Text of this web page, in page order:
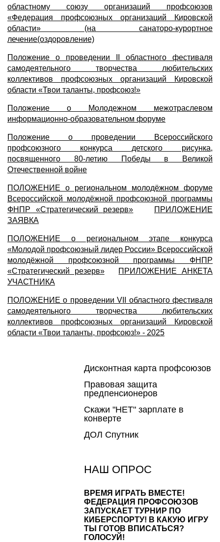
областному союзу организаций профсоюзов
«Федерация профсоюзных организаций Кировской
области» (на санаторо-курортное
лечение(оздоровление)
Положение о проведении II областного фестиваля
самодеятельного творчества любительских
коллективов профсоюзных организаций Кировской
области «Твои таланты, профсоюз!»
Положение о Молодежном межотраслевом
информационно-образовательном форуме
Положение о проведении Всероссийского
профсоюзного конкурса детского рисунка,
посвященного 80-летию Победы в Великой
Отечественной войне
ПОЛОЖЕНИЕ о региональном молодёжном форуме
Всероссийской молодёжной профсоюзной программы
ФНПР «Стратегический резерв»
ПРИЛОЖЕНИЕ
ЗАЯВКА
ПОЛОЖЕНИЕ о региональном этапе конкурса
«Молодой профсоюзный лидер России» Всероссийской
молодёжной профсоюзной программы ФНПР
«Стратегический резерв»
ПРИЛОЖЕНИЕ АНКЕТА
УЧАСТНИКА
ПОЛОЖЕНИЕ о проведении VII областного фестиваля
самодеятельного творчества любительских
коллективов профсоюзных организаций Кировской
области «Твои таланты, профсоюз!» - 2025
Дисконтная карта профсоюзов
Правовая защита
предпенсионеров
Скажи "НЕТ" зарплате в
конверте
ДОЛ Спутник
НАШ ОПРОС
ВРЕМЯ ИГРАТЬ ВМЕСТЕ!
ФЕДЕРАЦИЯ ПРОФСОЮЗОВ
ЗАПУСКАЕТ ТУРНИР ПО
КИБЕРСПОРТУ! В КАКУЮ ИГРУ
ТЫ ГОТОВ ВПИСАТЬСЯ?
ГОЛОСУЙ!